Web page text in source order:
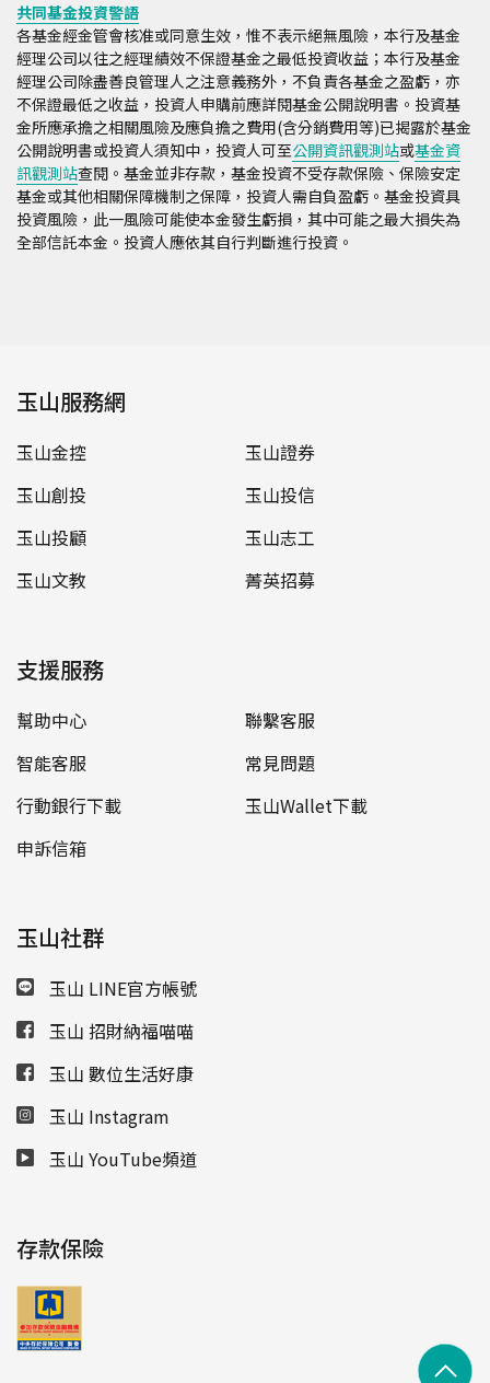
共同基金投資警語
各基金經金管會核准或同意生效，惟不表示絕無風險，本行及基金
經理公司以往之經理績效不保證基金之最低投資收益；本行及基金
經理公司除盡善良管理人之注意義務外，不負責各基金之盈虧，亦
不保證最低之收益，投資人申購前應詳閱基金公開說明書。投資基
金所應承擔之相關風險及應負擔之費用(含分銷費用等)已揭露於基金
公開說明書或投資人須知中，投資人可至公開資訊觀測站或基金資
訊觀測站查閱。基金並非存款，基金投資不受存款保險、保險安定
基金或其他相關保障機制之保障，投資人需自負盈虧。基金投資具
投資風險，此一風險可能使本金發生虧損，其中可能之最大損失為
全部信託本金。投資人應依其自行判斷進行投資。
玉山服務網
玉山金控
玉山證券
玉山創投
玉山投信
玉山投顧
玉山志工
玉山文教
菁英招募
支援服務
幫助中心
聯繫客服
智能客服
常見問題
行動銀行下載
玉山Wallet下載
申訴信箱
玉山社群
玉山 LINE官方帳號
玉山 招財納福喵喵
玉山 數位生活好康
玉山 Instagram
玉山 YouTube頻道
存款保險